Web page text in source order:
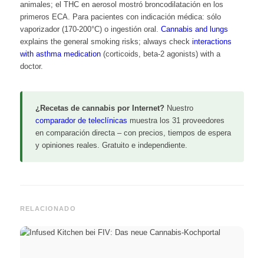
animales; el THC en aerosol mostró broncodilatación en los
primeros ECA. Para pacientes con indicación médica: sólo
vaporizador (170-200°C) o ingestión oral. Cannabis and lungs
explains the general smoking risks; always check interactions
with asthma medication(corticoids, beta-2 agonists) with a
doctor.
¿Recetas de cannabis por Internet? Nuestro
comparador de teleclínicas muestra los 31 proveedores
en comparación directa – con precios, tiempos de espera
y opiniones reales. Gratuito e independiente.
RELACIONADO